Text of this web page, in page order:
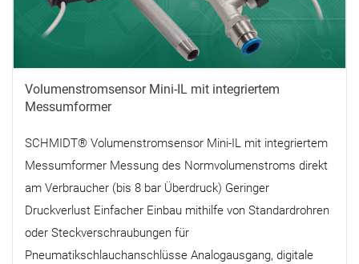
Volumenstromsensor Mini-IL mit integriertem
Messumformer
SCHMIDT® Volumenstromsensor Mini-IL mit integriertem
Messumformer Messung des Normvolumenstroms direkt
am Verbraucher (bis 8 bar Überdruck) Geringer
Druckverlust Einfacher Einbau mithilfe von Standardrohren
oder Steckverschraubungen für
Pneumatikschlauchanschlüsse Analogausgang, digitale